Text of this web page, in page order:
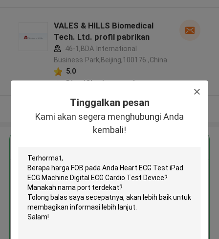
Tinggalkan pesan
Kami akan segera menghubungi Anda
kembali!
VALES & HILLS Biomedical
Tech. Ltd. profil pabrikan
46-1,BDA International
Business Park,Beijing,100176 ,China
5.0
Diverifikasi pemasok
Lihat Lebih
Heart ECG Test iPad ECG
Machine Digital ECG Cardio Test
Device
MOQ： 1box/boxes